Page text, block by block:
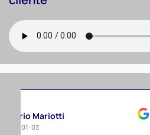
luoisuser louisuser